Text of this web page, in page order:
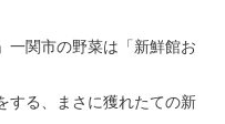
一関市の野菜は「新鮮館お
する、まさに獲れたての新